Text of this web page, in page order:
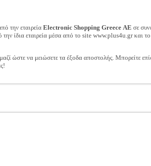
την εταιρεία Electronic Shopping Greece ΑΕ σε
ίδια εταιρεία μέσα από το site www.plus4u.gr και το
ώστε να μειώσετε τα έξοδα αποστολής. Μπορείτε